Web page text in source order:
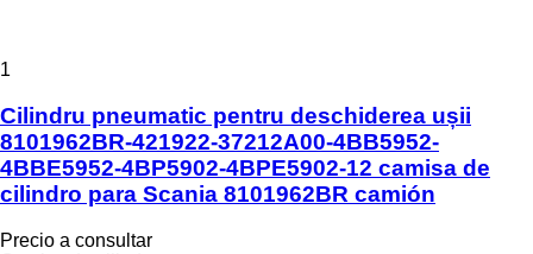
1
Cilindru pneumatic pentru deschiderea ușii
8101962BR-421922-37212A00-4BB5952-
4BBE5952-4BP5902-4BPE5902-12 camisa de
cilindro para Scania 8101962BR camión
Precio a consultar